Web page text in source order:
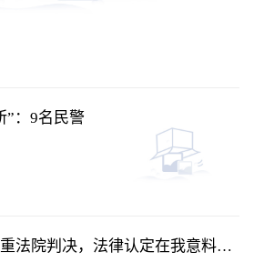
”：9名民警
法院判决，法律认定在我意料之